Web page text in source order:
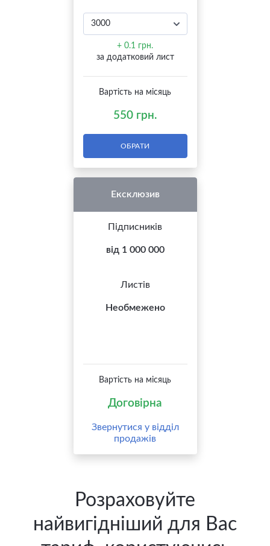
+ 0.1 грн.
за додатковий лист
Вартість на місяць
550 грн.
ОБРАТИ
Ексклюзив
Підписників
від 1 000 000
Листів
Необмежено
Вартість на місяць
Договірна
Звернутися у відділ
продажів
Розраховуйте
найвигідніший для Вас